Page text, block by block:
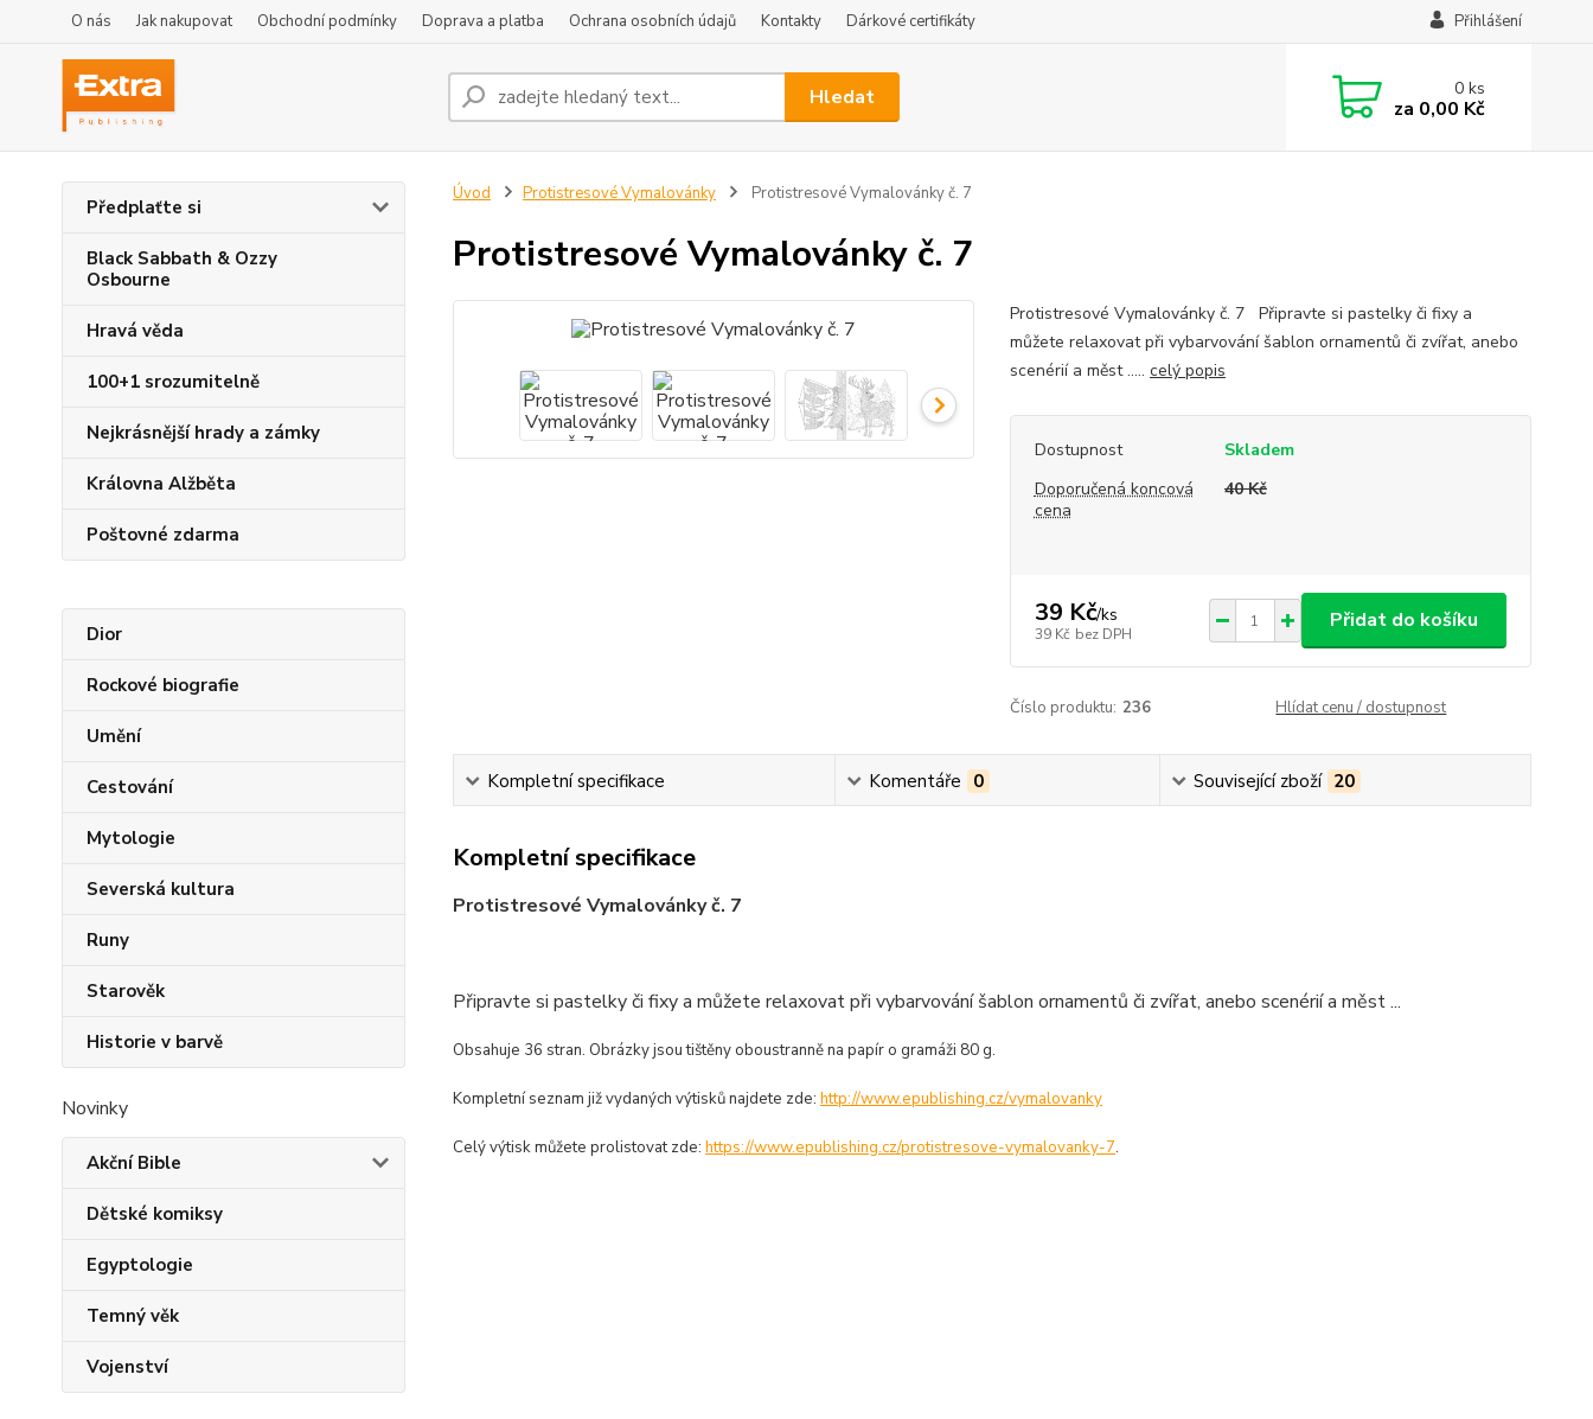
O nás Jak nakupovat Obchodní podmínky Doprava a platba Ochrana osobních údajů Kontakty Dárkové certifikáty Přihlášení
Hledat 0ks
za 0,00 Kč
Předplaťte si
Black Sabbath & Ozzy
Osbourne
Hravá věda
100+1 srozumitelně
Nejkrásnější hrady a zámky
Královna Alžběta
Poštovné zdarma
Dior
Rockové biografie
Umění
Cestování
Mytologie
Severská kultura
Runy
Starověk
Historie v barvě
Novinky
Akční Bible
Dětské komiksy
Egyptologie
Temný věk
Vojenství
Úvod Protistresové Vymalovánky Protistresové Vymalovánky č. 7
Protistresové Vymalovánky č. 7
Protistresové Vymalovánky č. 7 Připravte si pastelky či fixy a
můžete relaxovat při vybarvování šablon ornamentů či zvířat, anebo
scenérií a měst ..... celý popis
Dostupnost
Skladem
Doporučená koncová
cena
40 Kč
39 Kč/ks
39 Kč bez DPH
Přidat do košíku
Číslo produktu: 236 Hlídat cenu / dostupnost
Kompletní specifikace Komentáře 0 Související zboží 20
Kompletní specifikace
Protistresové Vymalovánky č. 7
Připravte si pastelky či fixy a můžete relaxovat při vybarvování šablon ornamentů či zvířat, anebo scenérií a měst ...
Obsahuje 36 stran. Obrázky jsou tištěny oboustranně na papír o gramáži 80 g.
Kompletní seznam již vydaných výtisků najdete zde: http://www.epublishing.cz/vymalovanky
Celý výtisk můžete prolistovat zde: https://www.epublishing.cz/protistresove-vymalovanky-7.